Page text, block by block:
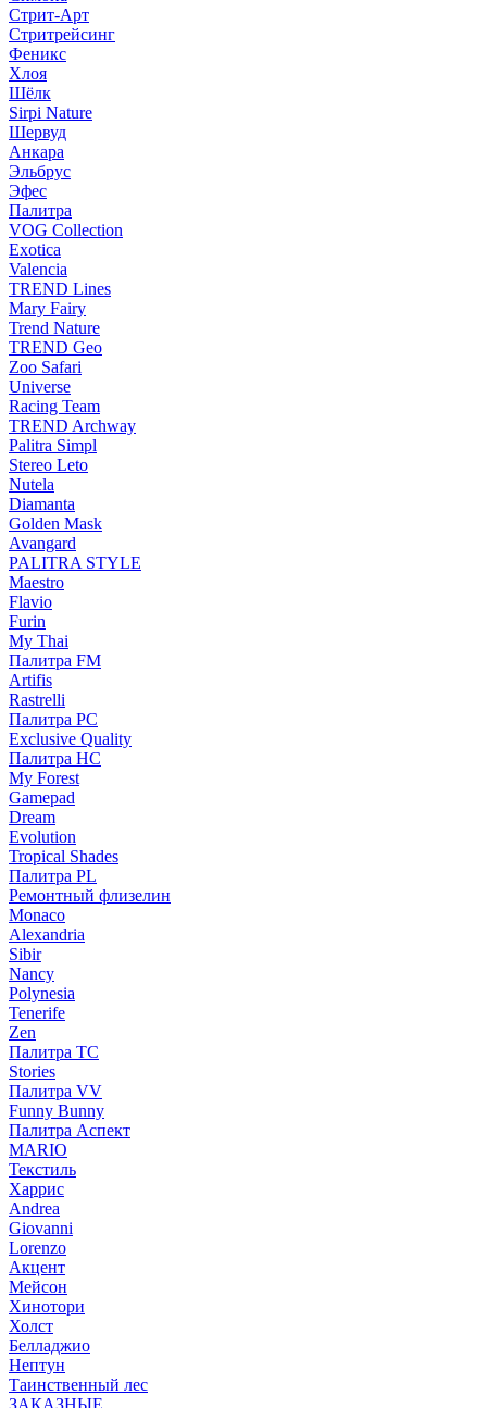
Стрит-Арт
Стритрейсинг
Феникс
Хлоя
Шёлк
Sirpi Nature
Шервуд
Анкара
Эльбрус
Эфес
Палитра
VOG Collection
Exotica
Valencia
TREND Lines
Mary Fairy
Trend Nature
TREND Geo
Zoo Safari
Universe
Racing Team
TREND Archway
Palitra Simpl
Stereo Leto
Nutela
Diamanta
Golden Mask
Avangard
PALITRA STYLE
Maestro
Flavio
Furin
My Thai
Палитра FM
Artifis
Rastrelli
Палитра PC
Exclusive Quality
Палитра HС
My Forest
Gamepad
Dream
Evolution
Tropical Shades
Палитра PL
Ремонтный флизелин
Monaco
Alexandria
Sibir
Nancy
Polynesia
Tenerife
Zen
Палитра TC
Stories
Палитра VV
Funny Bunny
Палитра Аспект
MARIO
Текстиль
Харрис
Andrea
Giovanni
Lorenzo
Акцент
Мейсон
Хинотори
Холст
Белладжио
Нептун
Таинственный лес
ЗАКАЗНЫЕ